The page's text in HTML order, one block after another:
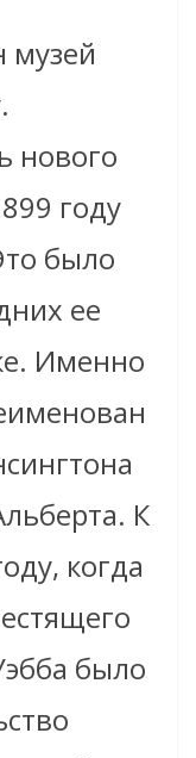
нового
году
было
ее
Именно
К
когда
было